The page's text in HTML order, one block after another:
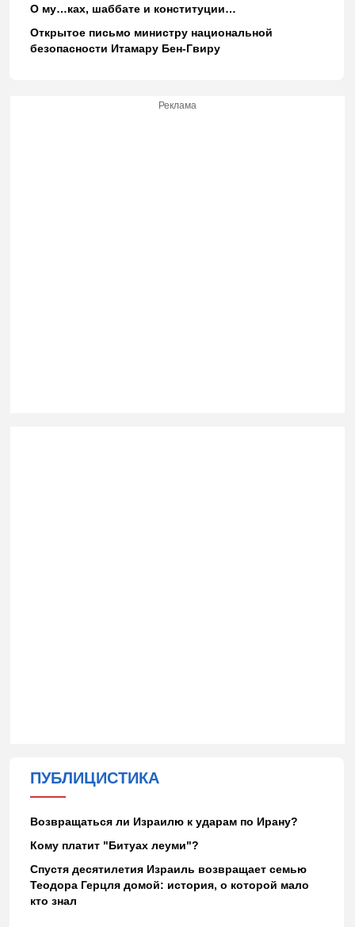
О му…ках, шаббате и конституции…
Открытое письмо министру национальной
безопасности Итамару Бен-Гвиру
Реклама
ПУБЛИЦИСТИКА
Возвращаться ли Израилю к ударам по Ирану?
Кому платит "Битуах леуми"?
Спустя десятилетия Израиль возвращает семью
Теодора Герцля домой: история, о которой мало
кто знал